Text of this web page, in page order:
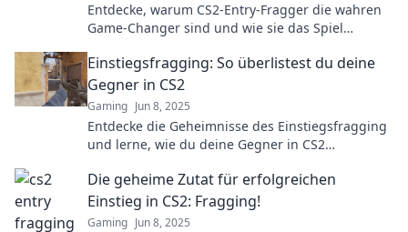
Entdecke, warum CS2-Entry-Fragger die wahren
Game-Changer sind und wie sie das Spiel
Einstiegsfragging: So überlistest du deine
Gegner in CS2
Gaming Jun 8, 2025
Entdecke die Geheimnisse des Einstiegsfragging
und lerne, wie du deine Gegner in CS2
Die geheime Zutat für erfolgreichen
Einstieg in CS2: Fragging!
Gaming Jun 8, 2025